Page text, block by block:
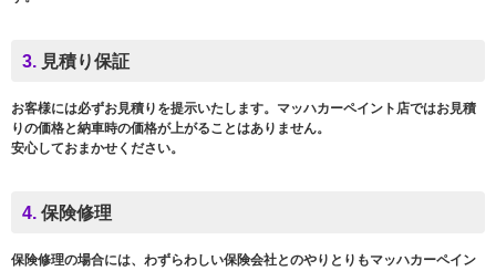
3. 見積り保証
お客様には必ずお見積りを提示いたします。マッハカーペイント店ではお見積
りの価格と納車時の価格が上がることはありません。
安心しておまかせください。
4. 保険修理
保険修理の場合には、わずらわしい保険会社とのやりとりもマッハカーペイン